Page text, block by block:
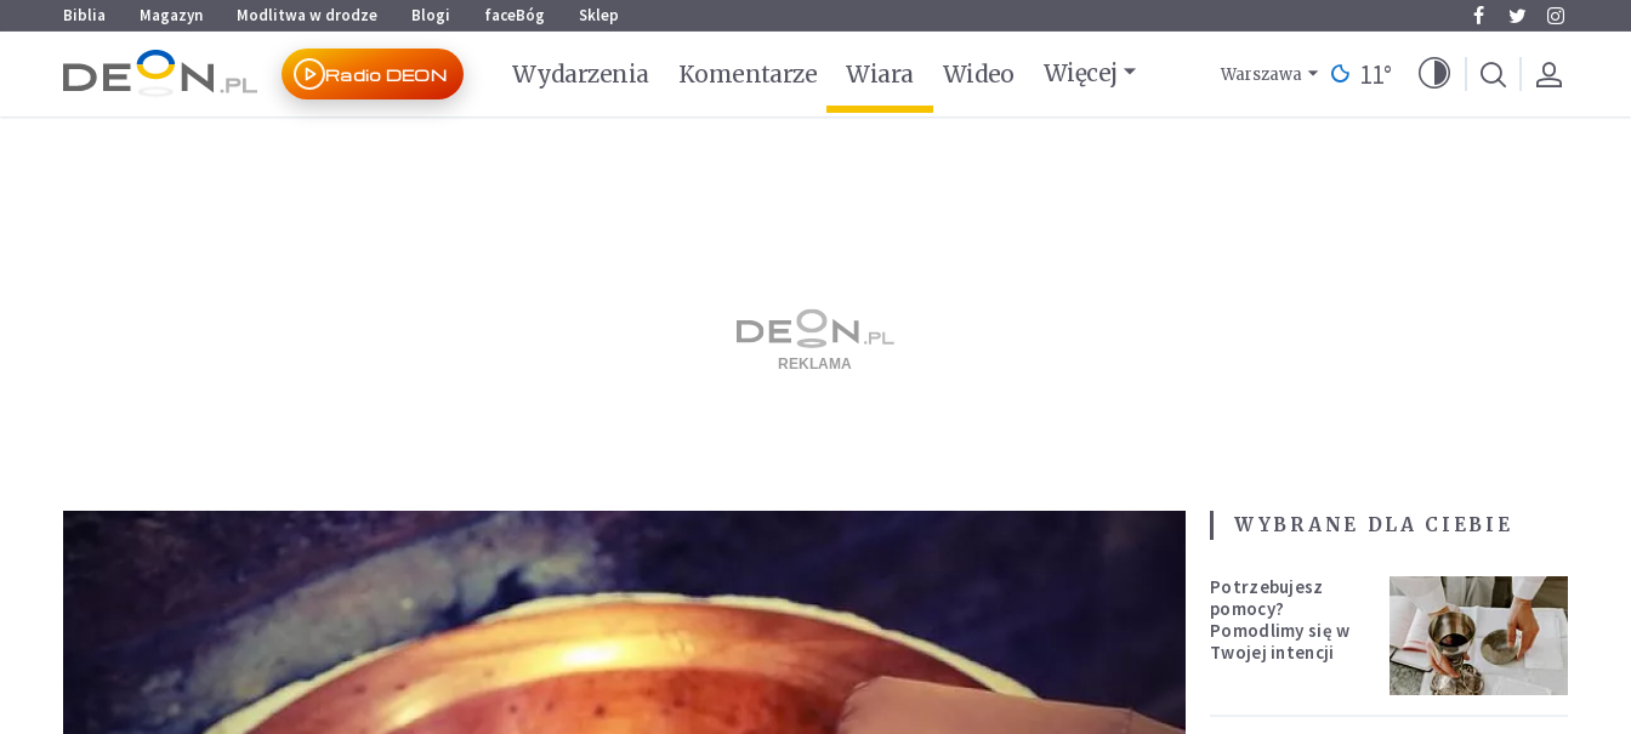
Przejdź do menu głównego
Przejdź do treści
Biblia Magazyn Modlitwa w drodze Blogi faceBóg Sklep
Radio DEON Wydarzenia Komentarze Wiara Wideo Więcej Warszawa 11°
WYBRANE DLA CIEBIE
Potrzebujesz
pomocy?
Pomodlimy się w
Twojej intencji